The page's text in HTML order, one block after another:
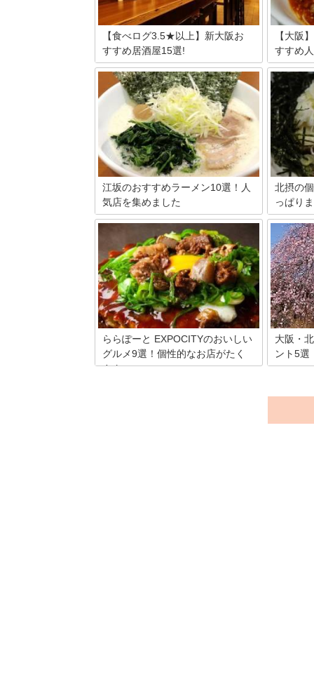
【食べログ3.5★以上】新大阪お
すすめ居酒屋15選!
新大阪といえば大阪の玄関口です。毎日
多くのビジネスパーソンや観光客が乗降
する駅です。大阪のグルメといえば、ど
うしてもミナミや梅田に行きがちですが
新大阪にも実はいいお店がたくさんあり
ます。今回は、新大阪近辺でおすすめの
居酒屋を15店厳選して紹介していきま
す。ぜひ参考にしてみて下さい。
【大阪
すすめ
大阪を代
エリア。
レベル
す。なか
って人気
雑必至の
ェックし
江坂のおすすめラーメン10選！人
気店を集めました
江坂のおすすめラーメンを10選ご紹介！
ラーメン激戦区になりつつある江坂に
は、美味いラーメン屋がたくさんありま
す。家系ラーメンがウリのお店、魚介豚
骨のお店、カフェのような外観で女性一
人でも入りやすいお店など個性豊かなラ
ーメン店のその種類はさまざま。お好み
に合わせて訪れてみて！
北摂の
っぱり
レストラ
名店も
そんな北
ン店をご
ら病みつ
わってみ
ららぽーと EXPOCITYのおいしい
グルメ9選！個性的なお店がたく
さん
大阪・
ント5選
て、公園
は、そん